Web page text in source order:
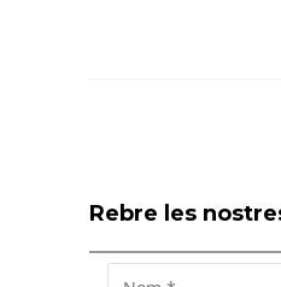
Rebre les